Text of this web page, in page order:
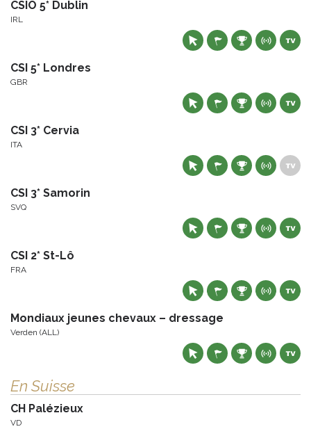
CSIO 5* Dublin
IRL
CSI 5* Londres
GBR
CSI 3* Cervia
ITA
CSI 3* Samorin
SVQ
CSI 2* St-Lô
FRA
Mondiaux jeunes chevaux – dressage
Verden (ALL)
En Suisse
CH Palézieux
VD